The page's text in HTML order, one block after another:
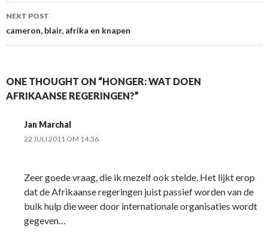
NEXT POST
cameron, blair, afrika en knapen
ONE THOUGHT ON “HONGER: WAT DOEN
AFRIKAANSE REGERINGEN?”
Jan Marchal
22 JULI 2011 OM 14:36
Zeer goede vraag, die ik mezelf ook stelde. Het lijkt erop
dat de Afrikaanse regeringen juist passief worden van de
bulk hulp die weer door internationale organisaties wordt
gegeven…